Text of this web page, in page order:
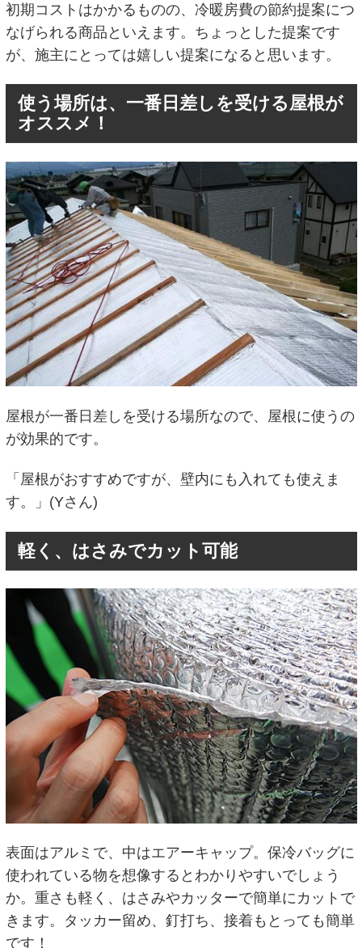
初期コストはかかるものの、冷暖房費の節約提案につ
なげられる商品といえます。ちょっとした提案です
が、施主にとっては嬉しい提案になると思います。
使う場所は、一番日差しを受ける屋根が
オススメ！
屋根が一番日差しを受ける場所なので、屋根に使うの
が効果的です。
「屋根がおすすめですが、壁内にも入れても使えま
す。」(Yさん)
軽く、はさみでカット可能
表面はアルミで、中はエアーキャップ。保冷バッグに
使われている物を想像するとわかりやすいでしょう
か。重さも軽く、はさみやカッターで簡単にカットで
きます。タッカー留め、釘打ち、接着もとっても簡単
です！